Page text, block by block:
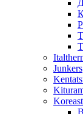
Junkers